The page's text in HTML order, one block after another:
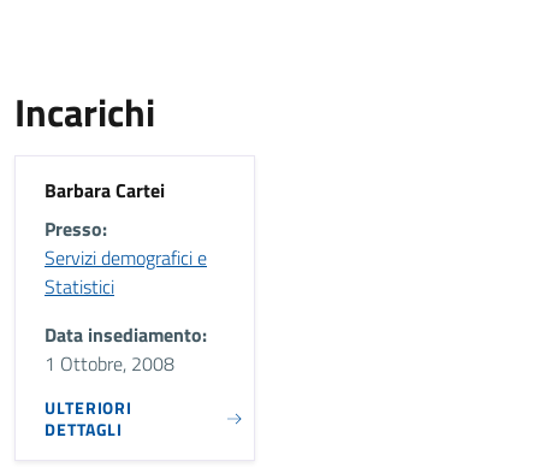
Incarichi
Barbara Cartei
Presso:
Servizi demografici e
Statistici
Data insediamento:
1 Ottobre, 2008
ULTERIORI
DETTAGLI